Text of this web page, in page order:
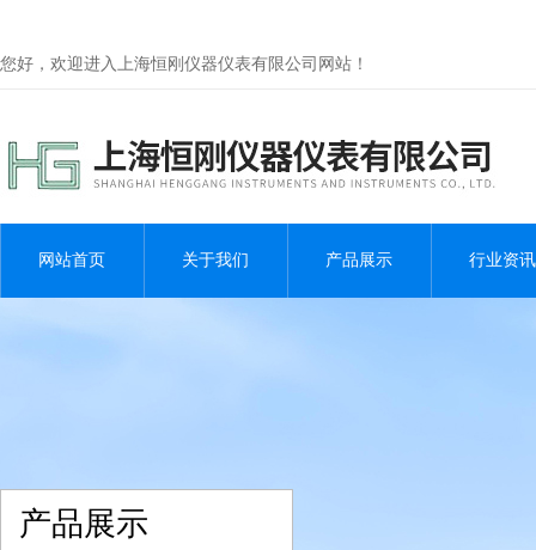
您好，欢迎进入上海恒刚仪器仪表有限公司网站！
网站首页 关于我们 产品展示 行业资讯
产品展示